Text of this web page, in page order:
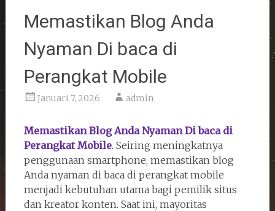
Memastikan Blog Anda
Nyaman Di baca di
Perangkat Mobile
Januari 7, 2026 admin
Memastikan Blog Anda Nyaman Di baca di
Perangkat Mobile. Seiring meningkatnya
penggunaan smartphone, memastikan blog
Anda nyaman di baca di perangkat mobile
menjadi kebutuhan utama bagi pemilik situs
dan kreator konten. Saat ini, mayoritas